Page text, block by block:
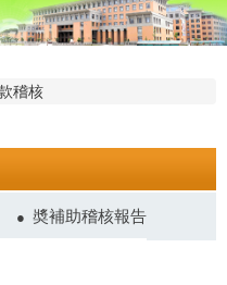
稽核
奬補助稽核報告